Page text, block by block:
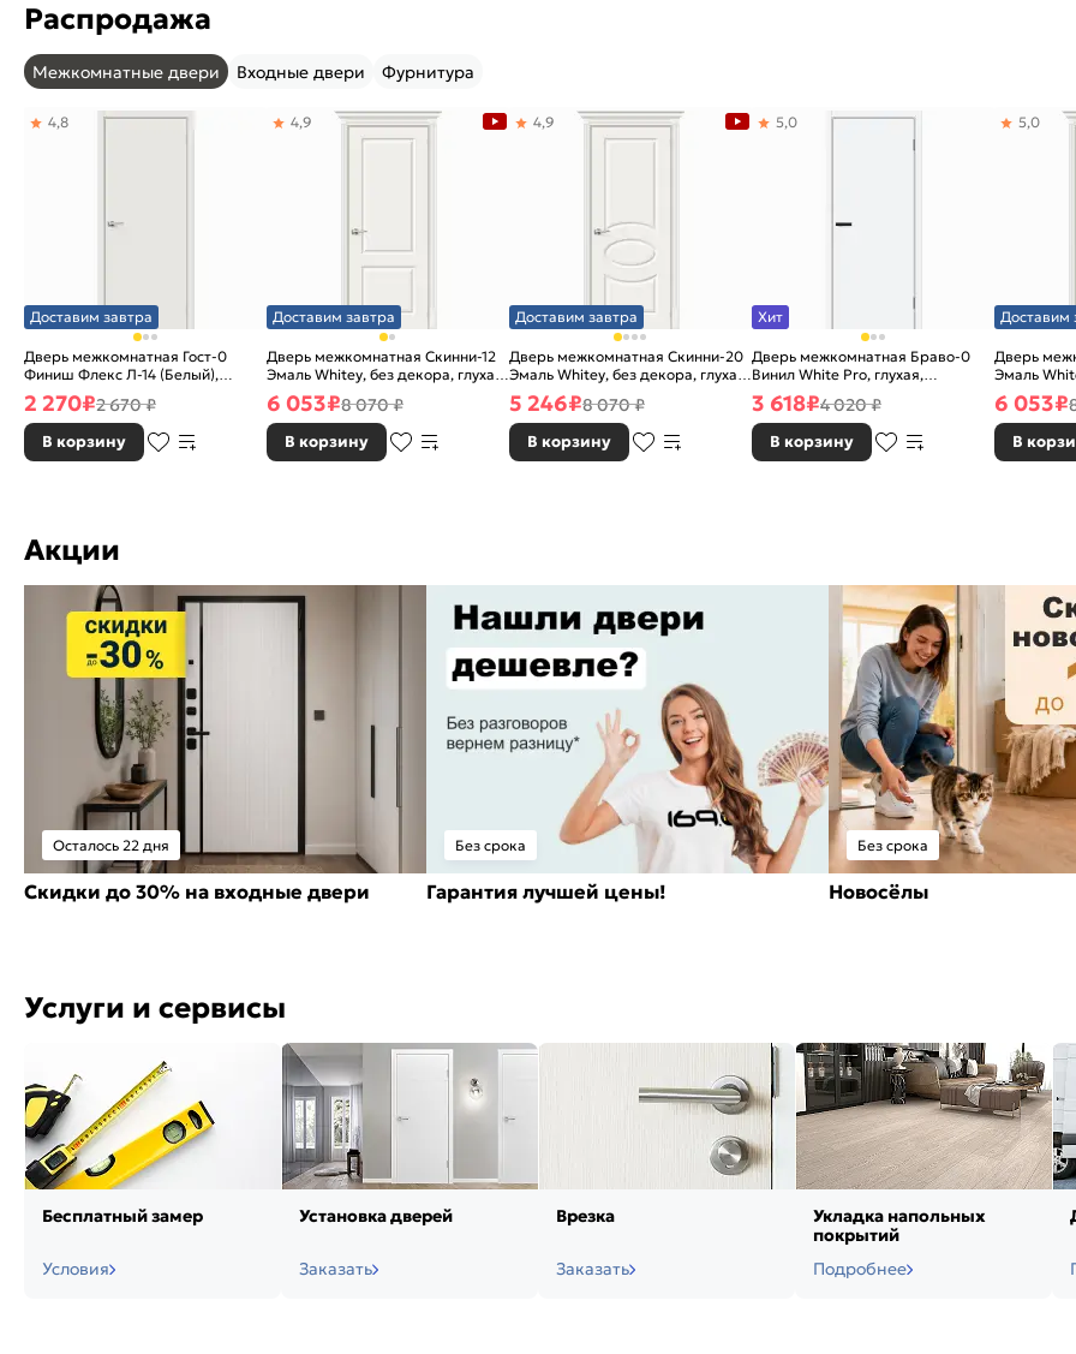
Распродажа
Межкомнатные двери Входные двери Фурнитура
Доставим завтра
Дверь межкомнатная Гост-0
Финиш Флекс Л-14 (Белый),
глухая, каркасно-щитовая
4,8
2 270₽2 670 ₽
В корзину
Доставим завтра
Дверь межкомнатная Скинни-12
Эмаль Whitey, без декора, глухая,
без стекла, без кромки, скиновая
4,9
6 053₽8 070 ₽
В корзину
Доставим завтра
Дверь межкомнатная Скинни-20
Эмаль Whitey, без декора, глухая,
без стекла, без кромки, скиновая
4,9
5 246₽8 070 ₽
В корзину
Хит
Дверь межкомнатная Браво-0
Винил White Pro, глухая,
каркасно-щитовая
5,0
3 618₽4 020 ₽
В корзину
Доставим
Дверь
Эмаль
без
5,0
6 053₽
В
Акции
Осталось 22 дня
Скидки до 30% на входные двери
Без срока
Гарантия лучшей цены!
Без срока
Новосёлы
Услуги и сервисы
Бесплатный замер
Условия
Установка дверей
Заказать
Врезка
Заказать
Укладка напольных
покрытий
Подробнее